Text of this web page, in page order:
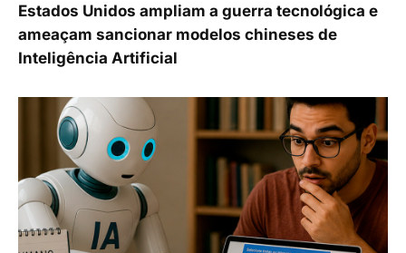
Estados Unidos ampliam a guerra tecnológica e
ameaçam sancionar modelos chineses de
Inteligência Artificial